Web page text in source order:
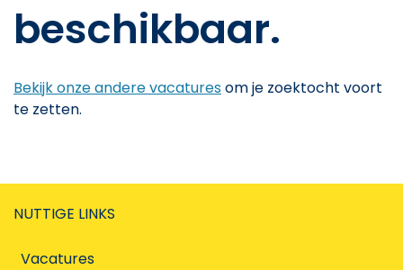
beschikbaar.
Bekijk onze andere vacaturesom je zoektocht voort
te zetten.
NUTTIGE LINKS
Vacatures